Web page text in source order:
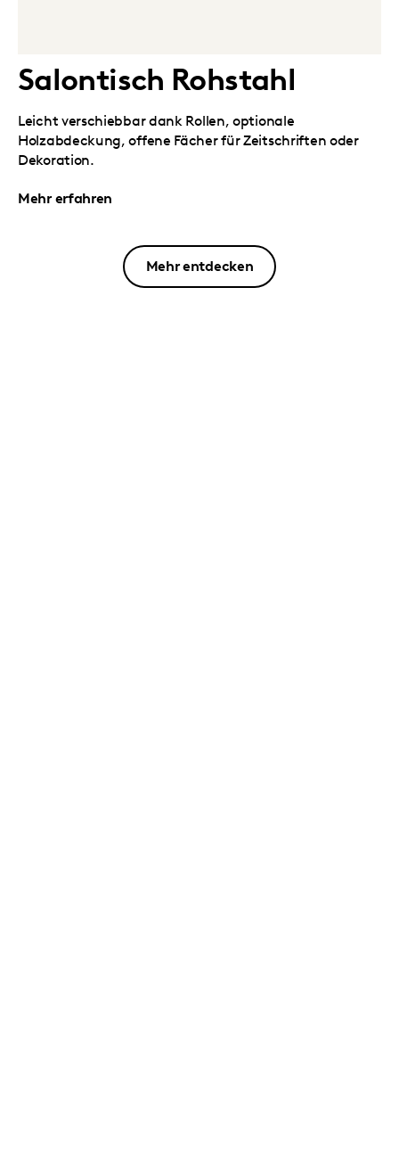
Salontisch Rohstahl
Leicht verschiebbar dank Rollen, optionale
Holzabdeckung, offene Fächer für Zeitschriften oder
Dekoration.
Mehr erfahren
Mehr entdecken